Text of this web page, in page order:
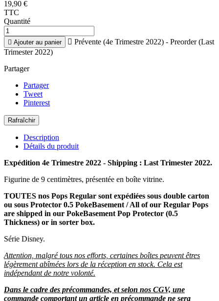
19,90 €
TTC
Quantité
 Ajouter au panier  Prévente (4e Trimestre 2022) - Preorder (Last
Trimester 2022)
Partager
Partager
Tweet
Pinterest
Description
Détails du produit
Expédition 4e Trimestre 2022 - Shipping : Last Trimester 2022.
Figurine de 9 centimètres, présentée en boîte vitrine.
TOUTES nos Pops Regular sont expédiées sous double carton
ou sous Protector 0.5 PokeBasement / All of our Regular Pops
are shipped in our PokeBasement Pop Protector (0.5
Thickness) or in sorter box.
Série Disney.
Attention, malgré tous nos efforts, certaines boîtes peuvent êtres
légèrement abîmées lors de la réception en stock. Cela est
indépendant de notre volonté.
Dans le cadre des précommandes, et selon nos CGV, une
commande comportant un article en précommande ne sera